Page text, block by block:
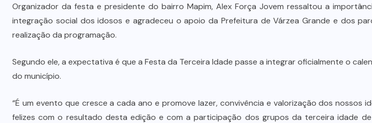
Organizador da festa e presidente do bairro Mapim, Alex Força Jovem ressaltou a
integração social dos idosos e agradeceu o apoio da Prefeitura de Várzea Grande e dos
realização da programação.
Segundo ele, a expectativa é que a Festa da Terceira Idade passe a integrar oficialmente o
do município.
“É um evento que cresce a cada ano e promove lazer, convivência e valorização dos nossos
felizes com o resultado desta edição e com a participação dos grupos da terceira idade